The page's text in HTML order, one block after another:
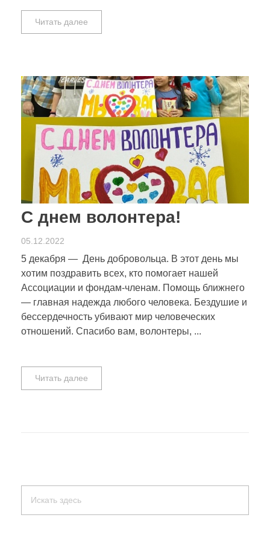
Читать далее
С днем волонтера!
05.12.2022
5 декабря — День добровольца. В этот день мы
хотим поздравить всех, кто помогает нашей
Ассоциации и фондам-членам. Помощь ближнего
— главная надежда любого человека. Бездушие и
бессердечность убивают мир человеческих
отношений. Спасибо вам, волонтеры, ...
Читать далее